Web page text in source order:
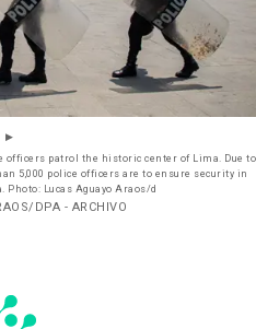
officers patrol the historic center of Lima. Due to
5,000 police officers are to ensure security in
Lucas Aguayo Araos/d
DPA - ARCHIVO